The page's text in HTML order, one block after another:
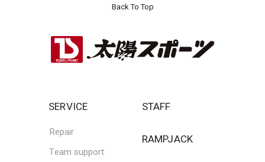
Back To Top
SERVICE
Repair
Team support
STAFF
RAMPJACK